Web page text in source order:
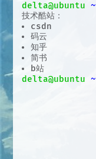
delta@ubuntu
~
技术酷站：
csdn
码云
知乎
简书
b站
delta@ubuntu
~